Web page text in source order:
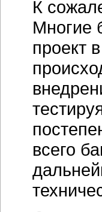
К
Многие
проект
всего